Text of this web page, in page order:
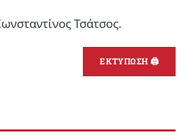
Τσάτσος.
ΕΚΤΥΠΩΣΗ 🖨